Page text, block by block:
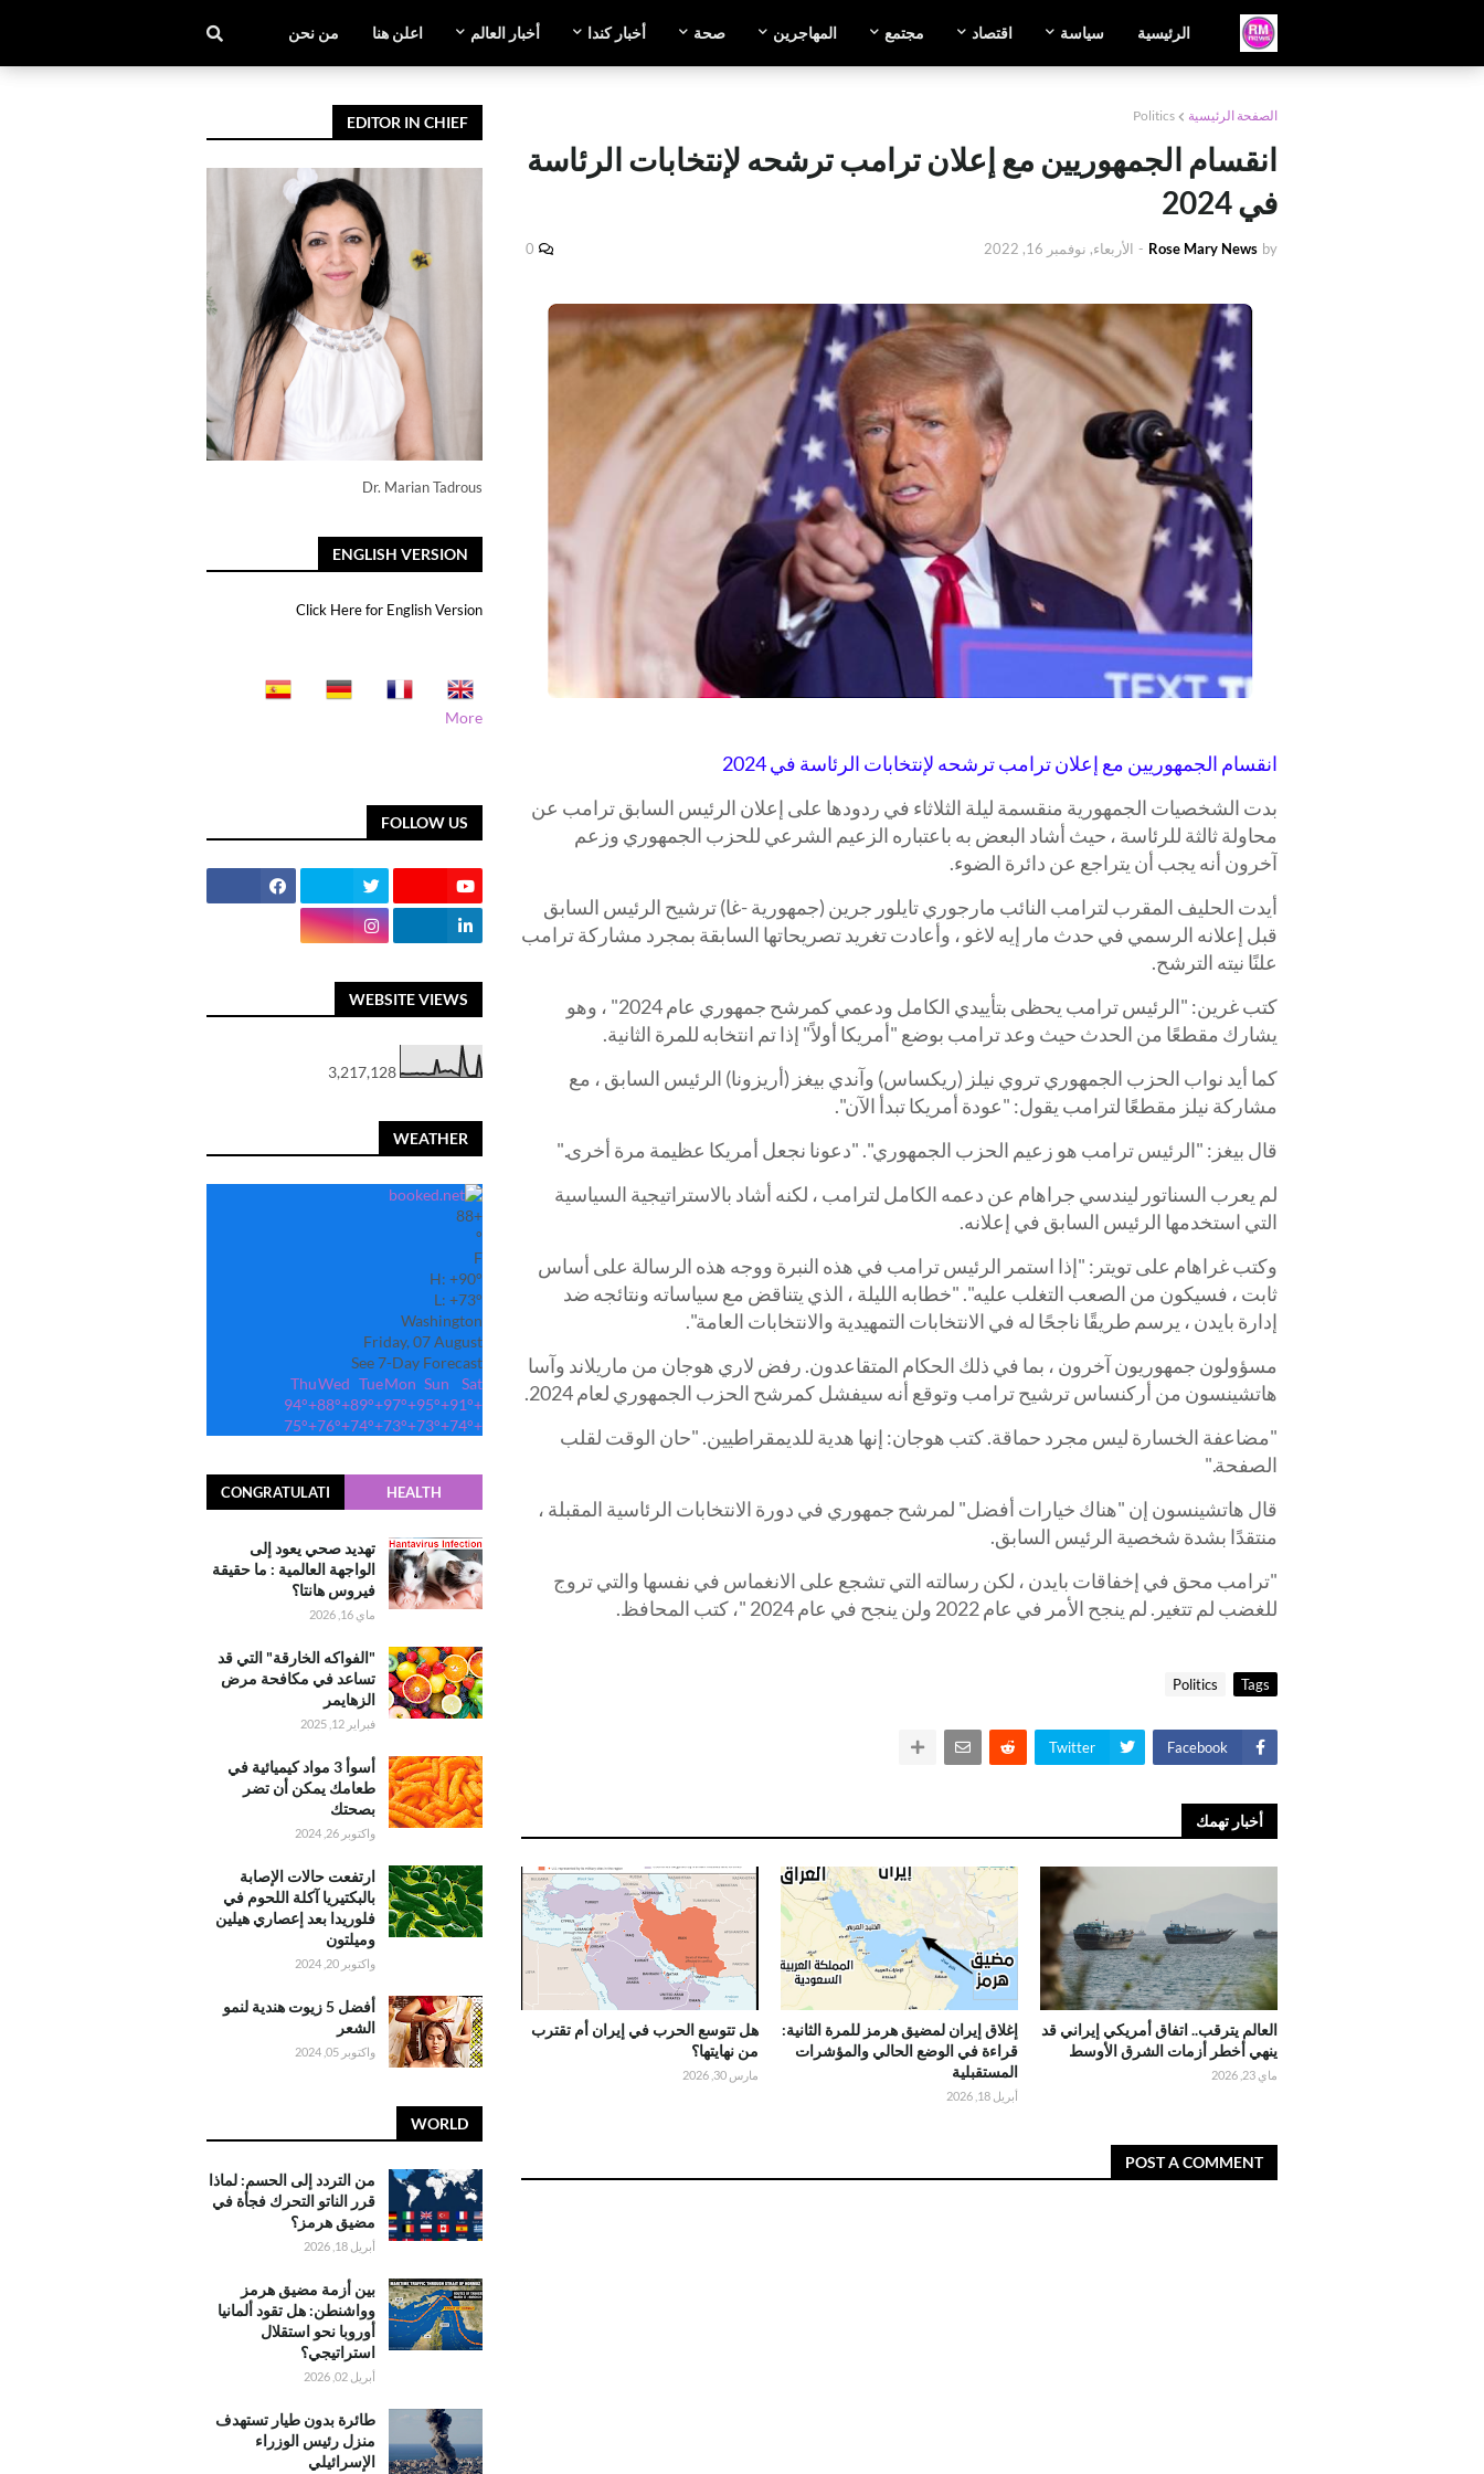
الرئيسية سياسة اقتصاد مجتمع المهاجرين صحة أخبار كندا أخبار العالم اعلن هنا من نحن
الصفحة الرئيسية Politics
انقسام الجمهوريين مع إعلان ترامب ترشحه لإنتخابات الرئاسة
في 2024
by
Rose Mary News
- الأربعاء, نوفمبر 16, 2022 0
انقسام الجمهوريين مع إعلان ترامب ترشحه لإنتخابات الرئاسة في 2024
بدت الشخصيات الجمهورية منقسمة ليلة الثلاثاء في ردودها على إعلان الرئيس السابق ترامب عن
محاولة ثالثة للرئاسة ، حيث أشاد البعض به باعتباره الزعيم الشرعي للحزب الجمهوري وزعم
آخرون أنه يجب أن يتراجع عن دائرة الضوء.
أيدت الحليف المقرب لترامب النائب مارجوري تايلور جرين (جمهورية -غا) ترشيح الرئيس السابق
قبل إعلانه الرسمي في حدث مار إيه لاغو ، وأعادت تغريد تصريحاتها السابقة بمجرد مشاركة ترامب
علنًا نيته الترشح.
كتب غرين: "الرئيس ترامب يحظى بتأييدي الكامل ودعمي كمرشح جمهوري عام 2024" ، وهو
يشارك مقطعًا من الحدث حيث وعد ترامب بوضع "أمريكا أولاً" إذا تم انتخابه للمرة الثانية.
كما أيد نواب الحزب الجمهوري تروي نيلز (ريكساس) وآندي بيغز (أريزونا) الرئيس السابق ، مع
مشاركة نيلز مقطعًا لترامب يقول: "عودة أمريكا تبدأ الآن".
قال بيغز: "الرئيس ترامب هو زعيم الحزب الجمهوري". "دعونا نجعل أمريكا عظيمة مرة أخرى."
لم يعرب السناتور ليندسي جراهام عن دعمه الكامل لترامب ، لكنه أشاد بالاستراتيجية السياسية
التي استخدمها الرئيس السابق في إعلانه.
وكتب غراهام على تويتر: "إذا استمر الرئيس ترامب في هذه النبرة ووجه هذه الرسالة على أساس
ثابت ، فسيكون من الصعب التغلب عليه". "خطابه الليلة ، الذي يتناقض مع سياساته ونتائجه ضد
إدارة بايدن ، يرسم طريقًا ناجحًا له في الانتخابات التمهيدية والانتخابات العامة".
مسؤولون جمهوريون آخرون ، بما في ذلك الحكام المتقاعدون. رفض لاري هوجان من ماريلاند وآسا
هاتشينسون من أركنساس ترشيح ترامب وتوقع أنه سيفشل كمرشح الحزب الجمهوري لعام 2024.
"مضاعفة الخسارة ليس مجرد حماقة. كتب هوجان: إنها هدية للديمقراطيين. "حان الوقت لقلب
الصفحة."
قال هاتشينسون إن "هناك خيارات أفضل" لمرشح جمهوري في دورة الانتخابات الرئاسية المقبلة ،
منتقدًا بشدة شخصية الرئيس السابق.
"ترامب محق في إخفاقات بايدن ، لكن رسالته التي تشجع على الانغماس في نفسها والتي تروج
للغضب لم تتغير. لم ينجح الأمر في عام 2022 ولن ينجح في عام 2024 "، كتب المحافظ.
Tags
Politics
Facebook
Twitter
أخبار تهمك
العالم يترقب.. اتفاق أمريكي إيراني قد
ينهي أخطر أزمات الشرق الأوسط
ماي 23, 2026
إغلاق إيران لمضيق هرمز للمرة الثانية:
قراءة في الوضع الحالي والمؤشرات
المستقبلية
أبريل 18, 2026
هل تتوسع الحرب في إيران أم تقترب
من نهايتها؟
مارس 30, 2026
POST A COMMENT
EDITOR IN CHIEF
Dr. Marian Tadrous
ENGLISH VERSION
Click Here for English Version
More
FOLLOW US
WEBSITE VIEWS
3,217,128
WEATHER
+
88
°
F
H: +90°
L: +73°
Washington
Friday, 07 August
See 7-Day Forecast
Sat
Sun
Mon
Tue
Wed
Thu
+
91°
+
95°
+
97°
+
89°
+
88°
+
94°
+
74°
+
73°
+
73°
+
74°
+
76°
+
75°
HEALTH
CONGRATULATI
تهديد صحي يعود إلى
الواجهة العالمية : ما حقيقة
فيروس هانتا؟
ماي 16, 2026
"الفواكه الخارقة" التي قد
تساعد في مكافحة مرض
الزهايمر
فبراير 12, 2025
أسوأ 3 مواد كيميائية في
طعامك يمكن أن تضر
بصحتك
واكتوبر 26, 2024
ارتفعت حالات الإصابة
بالبكتيريا آكلة اللحوم في
فلوريدا بعد إعصاري هيلين
وميلتون
واكتوبر 20, 2024
أفضل 5 زيوت هندية لنمو
الشعر
واكتوبر 05, 2024
WORLD
من التردد إلى الحسم: لماذا
قرر الناتو التحرك فجأة في
مضيق هرمز؟
أبريل 18, 2026
بين أزمة مضيق هرمز
وواشنطن: هل تقود ألمانيا
أوروبا نحو استقلال
استراتيجي؟
أبريل 02, 2026
طائرة بدون طيار تستهدف
منزل رئيس الوزراء
الإسرائيلي